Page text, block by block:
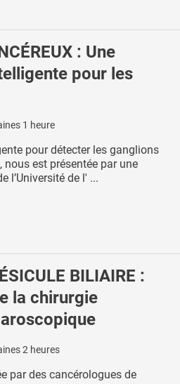
: Une
pour les
1 heure
pour détecter les ganglions
nous est présentée par une
l’Université de l' ...
BILIAIRE :
la chirurgie
2 heures
par des cancérologues de